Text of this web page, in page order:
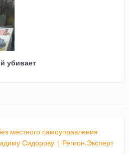
убивает
местного самоуправления
Сидорову | Регион.Эксперт